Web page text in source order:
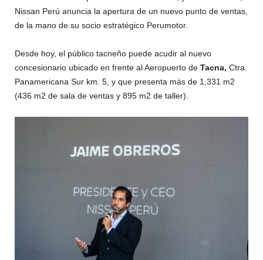
Nissan Perú anuncia la apertura de un nuevo punto de ventas,
de la mano de su socio estratégico Perumotor.
Desde hoy, el público tacneño puede acudir al nuevo
concesionario ubicado en frente al Aeropuerto de Tacna, Ctra.
Panamericana Sur km. 5, y que presenta más de 1,331 m2
(436 m2 de sala de ventas y 895 m2 de taller).